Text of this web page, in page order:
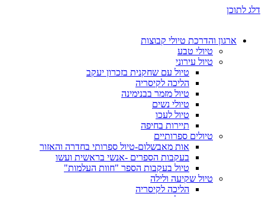
דלג לתוכן
ארגון והדרכת טיולי קבוצות
טיולי טבע
טיול עירוני
טיול עם שחקנית בזכרון יעקב
הליכה לקיסריה
טיול מזמר בבנימינה
טיולי נשים
טיול לעכו
תיירות בחיפה
טיולים ספרותיים
אות מאבשלום-טיול ספרותי בחדרה והאזור
בעקבות הספרים -אנשי בראשית ועשו
טיול בעקבות הספר "חוות העלמות"
טיול שקיעה ולילה
הליכה לקיסריה